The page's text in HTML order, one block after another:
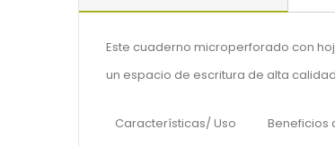
Este cuaderno microperforado con
un espacio de escritura de alta
Características/ Uso Beneficios